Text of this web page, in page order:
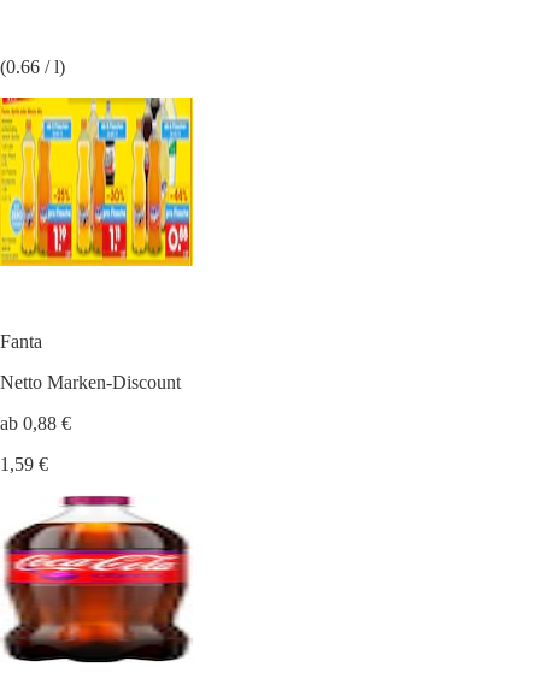
(0.66 / l)
Fanta
Netto Marken-Discount
ab 0,88 €
1,59 €